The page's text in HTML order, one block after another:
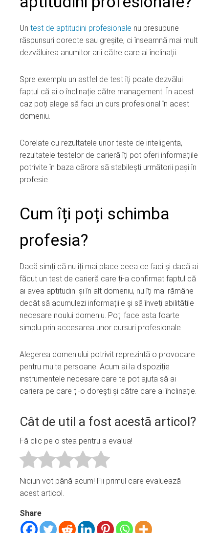
Un test de aptitudini profesionale nu presupune
răspunsuri corecte sau greșite, ci înseamnă mai mult
dezvăluirea anumitor arii către care ai înclinații.
Spre exemplu un astfel de test îți poate dezvălui
faptul că ai o înclinație către management. În acest
caz poți alege să faci un curs profesional în acest
domeniu.
Corelate cu rezultatele unor teste de inteligenta,
rezultatele testelor de carieră îți pot oferi informațiile
potrivite în baza cărora să stabilești următorii pași în
profesie.
Cum îți poți schimba
profesia?
Dacă simți că nu îți mai place ceea ce faci și dacă ai
făcut un test de carieră care ți-a confirmat faptul că
ai avea aptitudini și în alt domeniu, nu îți mai rămâne
decât să acumulezi informațiile și să înveți abilitățile
necesare noului domeniu. Poți face asta foarte
simplu prin accesarea unor cursuri profesionale.
Alegerea domeniului potrivit reprezintă o provocare
pentru multe persoane. Acum ai la dispoziție
instrumentele necesare care te pot ajuta să ai
cariera pe care ți-o dorești și către care ai înclinație.
Cât de util a fost acestă articol?
Fă clic pe o stea pentru a evalua!
Niciun vot până acum! Fii primul care evaluează
acest articol.
Share